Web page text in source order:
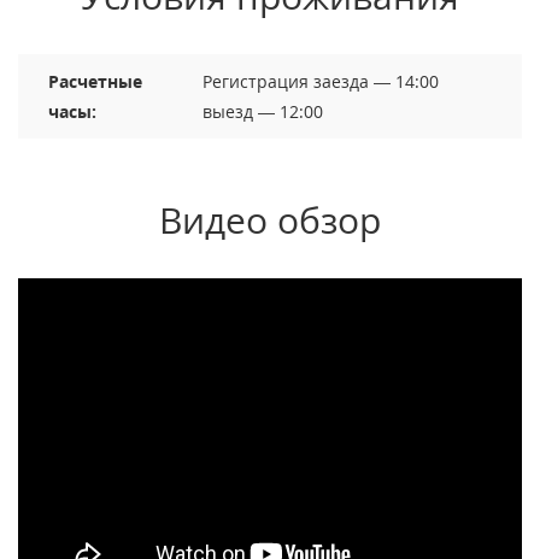
Расчетные
часы:
Регистрация заезда — 14:00
выезд — 12:00
Видео обзор